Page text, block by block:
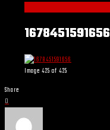
1678451591656
Image 425 of 425
Share
0